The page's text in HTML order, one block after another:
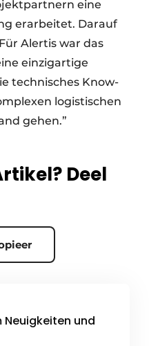
eine
erarbeitet. Darauf
Alertis war das
einzigartige
technisches Know-
logistischen
gehen.”
Deel
Neuigkeiten und